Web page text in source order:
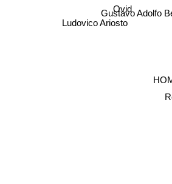
Gustavo Adolfo
Ludovico Ariosto
Ovid